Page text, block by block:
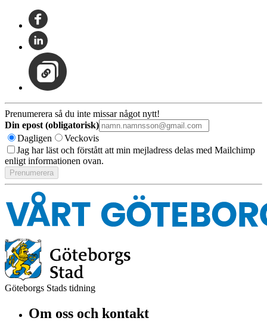
Prenumerera så du inte missar något nytt!
Din epost (obligatorisk)
Dagligen
Veckovis
Jag har läst och förstått att min mejladress delas med Mailchimp
enligt informationen ovan.
Göteborgs Stads tidning
Om oss och kontakt